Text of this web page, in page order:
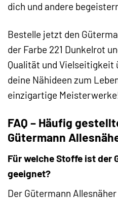
dich und andere
Bestelle jetzt den
der Farbe 221 Dunkelrot
Qualität und Vielseitigkeit
deine Nähideen zum
einzigartige
FAQ – Häufig
Gütermann
Für welche Stoffe ist der
geeignet?
Der Gütermann